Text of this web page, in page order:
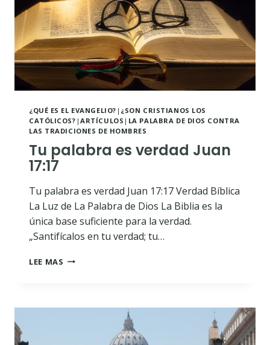
ES
¿QUÉ ES EL EVANGELIO? | ¿SON CRISTIANOS LOS
CATÓLICOS? |ARTÍCULOS | LA PALABRA DE DIOS CONTRA
LAS TRADICIONES DE HOMBRES
Tu palabra es verdad Juan
17:17
Tu palabra es verdad Juan 17:17 Verdad Bíblica
La Luz de La Palabra de Dios La Biblia es la
única base suficiente para la verdad.
„Santifícalos en tu verdad; tu…
LEE MAS TU
JUAN